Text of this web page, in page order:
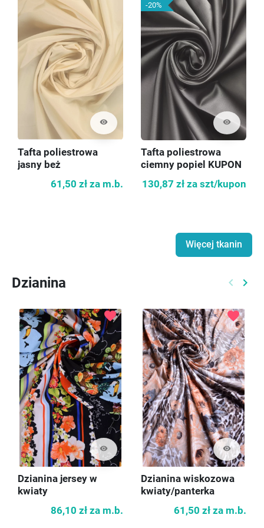
visibility
Tafta poliestrowa
jasny beż
61,50 zł za m.b.
-20%
visibility
Tafta poliestrowa
ciemny popiel KUPON
130,87 zł za szt/kupon
Więcej tkanin
Dzianina keyboard_arrow_left keyboard_arrow_right
visibility
favorite
Dzianina jersey w
kwiaty
86,10 zł za m.b.
visibility
favorite
Dzianina wiskozowa
kwiaty/panterka
61,50 zł za m.b.